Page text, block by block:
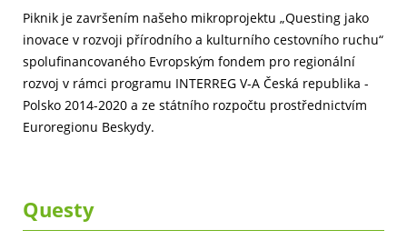
Piknik je završením našeho mikroprojektu „Questing jako
inovace v rozvoji přírodního a kulturního cestovního ruchu“
spolufinancovaného Evropským fondem pro regionální
rozvoj v rámci programu INTERREG V-A Česká republika -
Polsko 2014-2020 a ze státního rozpočtu prostřednictvím
Euroregionu Beskydy.
Questy